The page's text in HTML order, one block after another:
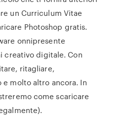
un Curriculum Vitae
Photoshop gratis.
onnipresente
creativo digitale. Con
ritagliare,
molto altro ancora. In
come scaricare